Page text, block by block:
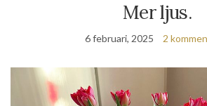
Mer ljus.
6 februari, 2025 2